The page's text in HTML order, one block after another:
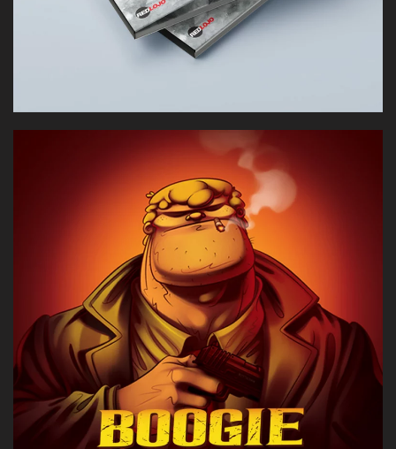
Sistema de identidad para la película basada en el
personaje de Roberto Fontanarrosa — con un lenguaje
directo, ácido y contundente.
[VER CASO]